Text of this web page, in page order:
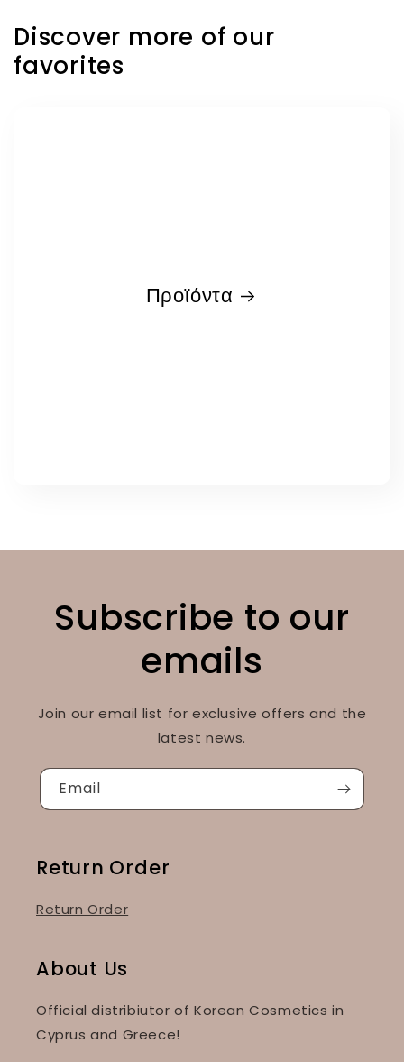
Discover more of our
favorites
Προϊόντα
Subscribe to our
emails
Join our email list for exclusive offers and the
latest news.
Email
Return Order
Return Order
About Us
Official distribiutor of Korean Cosmetics in
Cyprus and Greece!